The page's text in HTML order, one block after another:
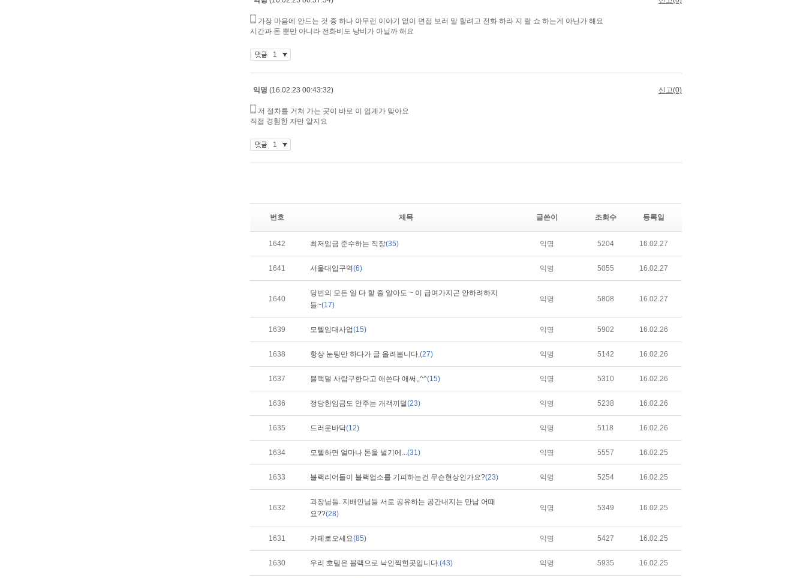
번호 제목 글쓴이 조회수 등록일
1642 최저임금 준수하는 직장(35) 익명 5204 16.02.27
1641 서울대입구역(6) 익명 5055 16.02.27
1640
당번의 모든 일 다 할 줄 알아도 ~ 이 급여가지곤 안하려하지
들~(17)
익명 5808 16.02.27
1639 모텔임대사업(15) 익명 5902 16.02.26
1638 항상 눈팅만 하다가 글 올려봅니다.(27) 익명 5142 16.02.26
1637 블랙덜 사람구한다고 애쓴다 애써,,^^(15) 익명 5310 16.02.26
1636 정당한임금도 안주는 개객끼덜(23) 익명 5238 16.02.26
1635 드러운바닥(12) 익명 5118 16.02.26
1634 모텔하면 얼마나 돈을 벌기에...(31) 익명 5557 16.02.25
1633 블랙리어들이 블랙업소를 기피하는건 무슨현상인가요?(23) 익명 5254 16.02.25
1632
과장님들. 지배인님들 서로 공유하는 공간내지는 만남 어때
요??(28)
익명 5349 16.02.25
1631 카페로오세요(85) 익명 5427 16.02.25
1630 우리 호텔은 블랙으로 낙인찍힌곳입니다.(43) 익명 5935 16.02.25